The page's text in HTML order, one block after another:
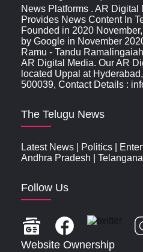
News Platforms . AR Digital
Provides News Content In
Founded in 2020
by Google in November
Ramu - Tandu
AR Digital Media. Our AR
located Uppal at
500039, Contact Details :
The Telugu News
Latest News Politics
Andhra Pradesh
Telangana
Follow Us
Website Ownership